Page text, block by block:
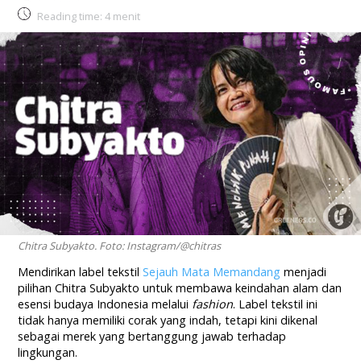
Reading time: 4 menit
Chitra Subyakto. Foto: Instagram/@chitras
Mendirikan label tekstilSejauh Mata Memandang menjadi
pilihan Chitra Subyakto untuk membawa keindahan alam dan
esensi budaya Indonesia melalui fashion. Label tekstil ini
tidak hanya memiliki corak yang indah,tetapi kini dikenal
sebagai merek yang bertanggung jawab terhadap
lingkungan.